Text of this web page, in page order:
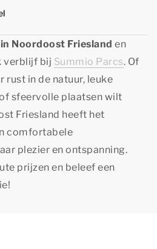
Noordoost Friesland en
verblijf bij Summio Parcs. Of
rust in de natuur, leuke
sfeervolle plaatsen wilt
Friesland heeft het
comfortabele
plezier en ontspanning.
prijzen en beleef een